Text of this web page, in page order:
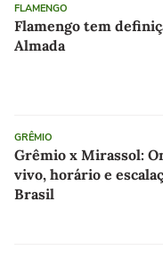
FLAMENGO
Flamengo tem
Almada
GRÊMIO
Grêmio x Mirassol:
vivo, horário e
Brasil